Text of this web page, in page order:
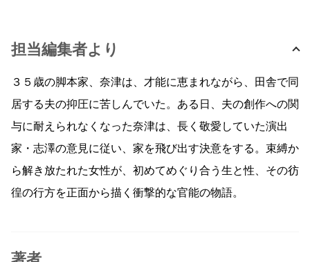
担当編集者より
３５歳の脚本家、奈津は、才能に恵まれながら、田舎で同
居する夫の抑圧に苦しんでいた。ある日、夫の創作への関
与に耐えられなくなった奈津は、長く敬愛していた演出
家・志澤の意見に従い、家を飛び出す決意をする。束縛か
ら解き放たれた女性が、初めてめぐり合う生と性、その彷
徨の行方を正面から描く衝撃的な官能の物語。